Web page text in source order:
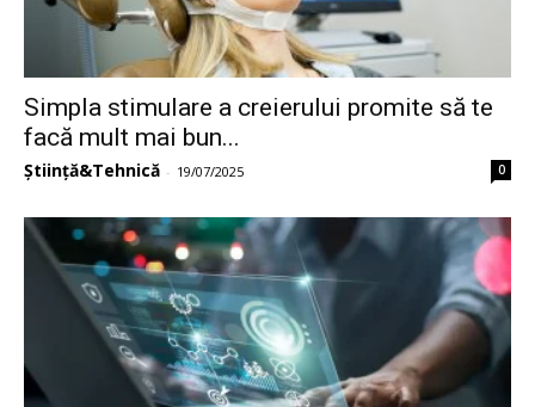
Simpla stimulare a creierului promite să te
facă mult mai bun...
Știință&Tehnică - 19/07/2025 0